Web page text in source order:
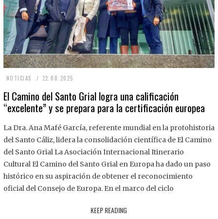
NOTICIAS 22.08.2025
.
8
2
2
El Camino del Santo Grial logra una calificación
“excelente” y se prepara para la certificación europea
La Dra. Ana Mafé García, referente mundial en la protohistoria
del Santo Cáliz, lidera la consolidación científica de El Camino
del Santo Grial La Asociación Internacional Itinerario
Cultural El Camino del Santo Grial en Europa ha dado un paso
histórico en su aspiración de obtener el reconocimiento
oficial del Consejo de Europa. En el marco del ciclo
KEEP READING